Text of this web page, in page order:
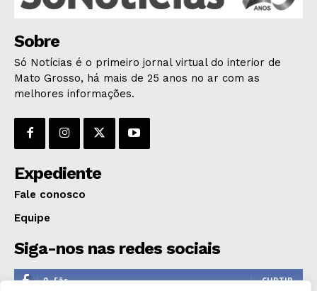
OPINIÃO
GERAL
EDUCAÇÃO
SAÚDE
AGRONOTÍCIAS
Sobre
Só Notícias é o primeiro jornal virtual do interior de
Mato Grosso, há mais de 25 anos no ar com as
melhores informações.
Expediente
Fale conosco
Equipe
Siga-nos nas redes sociais
0 Fãs CURTIR